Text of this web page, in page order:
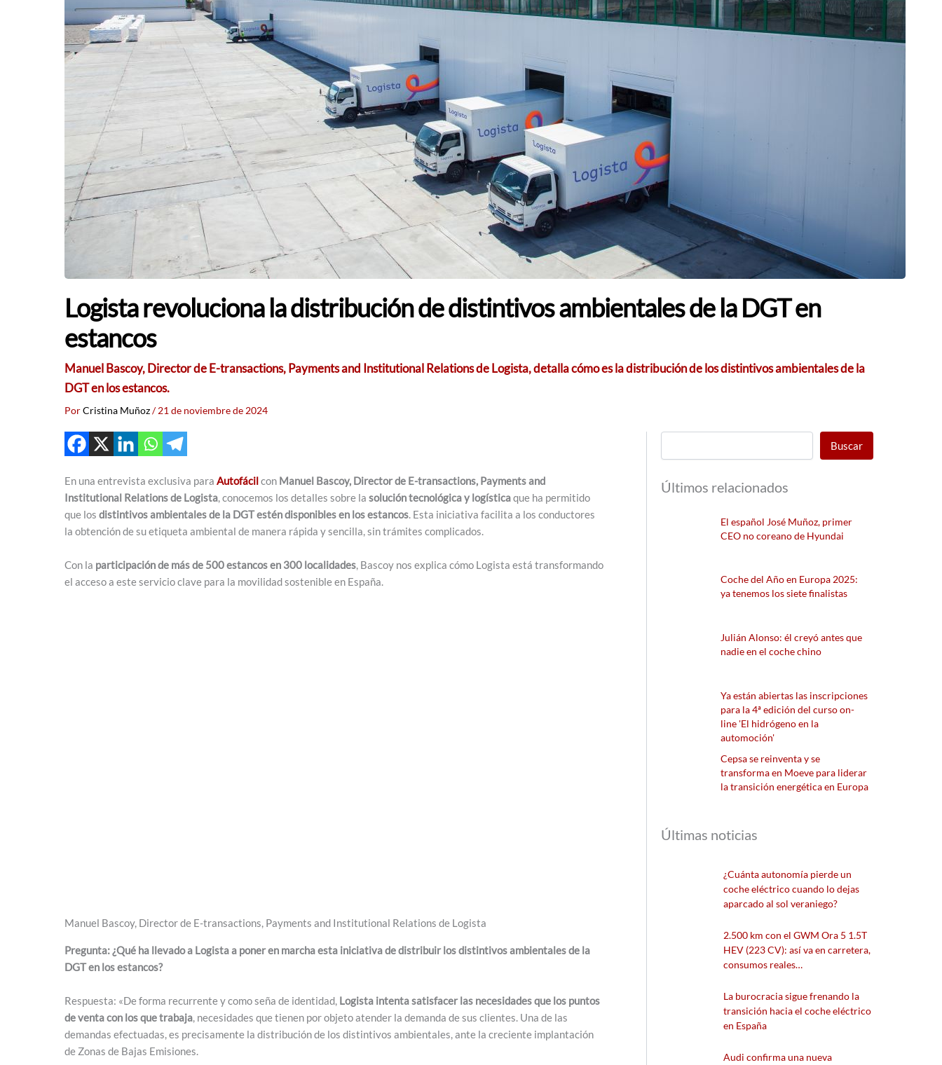
Logista revoluciona la distribución de distintivos ambientales de la DGT en
estancos
Manuel Bascoy, Director de E-transactions, Payments and Institutional Relations de Logista, detalla cómo es la distribución de los distintivos ambientales de la
DGT en los estancos.
PorCristina Muñoz/21 de noviembre de 2024
En una entrevista exclusiva para Autofácilcon Manuel Bascoy, Director de E-transactions, Payments and
Institutional Relations de Logista , conocemos los detalles sobre la solución tecnológica y logísticaque ha permitido
que los distintivos ambientales de la DGT estén disponibles en los estancos . Esta iniciativa facilita a los conductores
la obtención de su etiqueta ambiental de manera rápida y sencilla, sin trámites complicados.
Con la participación de más de 500 estancos en 300 localidades , Bascoy nos explica cómo Logista está transformando
el acceso a este servicio clave para la movilidad sostenible en España.
Manuel Bascoy, Director de E-transactions, Payments and Institutional Relations de Logista
Pregunta: ¿Qué ha llevado a Logista a poner en marcha esta iniciativa de distribuir los distintivos ambientales de la
DGT en los estancos?
Respuesta: «De forma recurrente y como seña de identidad, Logista intenta satisfacer las necesidades que los puntos
de venta con los que trabaja, necesidades que tienen por objeto atender la demanda de sus clientes. Una de las
demandas efectuadas, es precisamente la distribución de los distintivos ambientales, ante la creciente implantación
de Zonas de Bajas Emisiones.
Buscar
Últimos relacionados
El español José Muñoz, primer
CEO no coreano de Hyundai
Coche del Año en Europa 2025:
ya tenemos los siete finalistas
Julián Alonso: él creyó antes que
nadie en el coche chino
Ya están abiertas las inscripciones
para la 4ª edición del curso on-
line 'El hidrógeno en la
automoción'
Cepsa se reinventa y se
transforma en Moeve para liderar
la transición energética en Europa
Últimas noticias
¿Cuánta autonomía pierde un
coche eléctrico cuando lo dejas
aparcado al sol veraniego?
2.500 km con el GWM Ora 5 1.5T
HEV (223 CV): así va en carretera,
consumos reales…
La burocracia sigue frenando la
transición hacia el coche eléctrico
en España
Audi confirma una nueva